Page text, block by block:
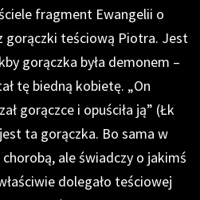
fragment Ewangelii o
gorączki teściową Piotra. Jest
gorączka była demonem –
tę biedną kobietę. „On
gorączce i opuściła ją” (Łk
ta gorączka. Bo sama w
ale świadczy o jakimś
dolegało teściowej